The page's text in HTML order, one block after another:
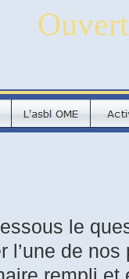
le
l’une de